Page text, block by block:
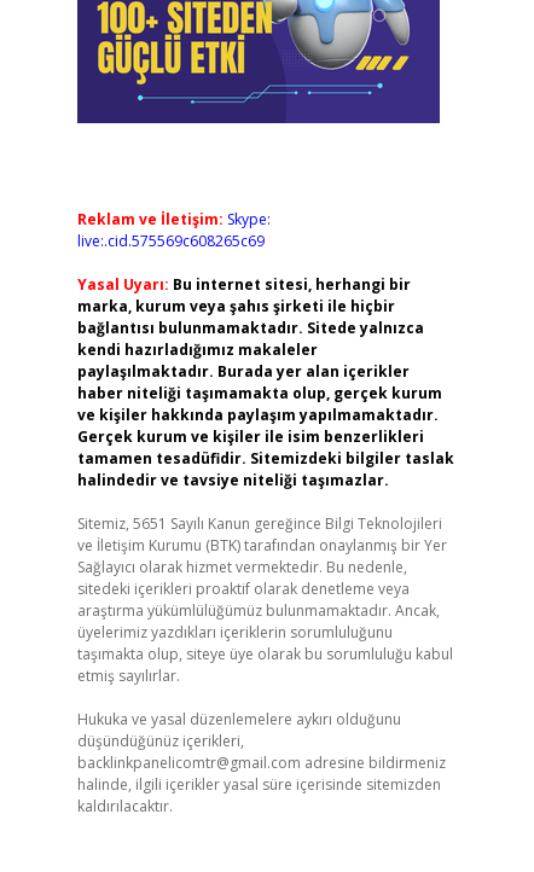
Reklam ve İletişim: Skype:
live:.cid.575569c608265c69
Yasal Uyarı: Bu internet sitesi, herhangi bir
marka, kurum veya şahıs şirketi ile hiçbir
bağlantısı bulunmamaktadır. Sitede yalnızca
kendi hazırladığımız makaleler
paylaşılmaktadır. Burada yer alan içerikler
haber niteliği taşımamakta olup, gerçek kurum
ve kişiler hakkında paylaşım yapılmamaktadır.
Gerçek kurum ve kişiler ile isim benzerlikleri
tamamen tesadüfidir. Sitemizdeki bilgiler taslak
halindedir ve tavsiye niteliği taşımazlar.
Sitemiz, 5651 Sayılı Kanun gereğince Bilgi Teknolojileri
ve İletişim Kurumu (BTK) tarafından onaylanmış bir Yer
Sağlayıcı olarak hizmet vermektedir. Bu nedenle,
sitedeki içerikleri proaktif olarak denetleme veya
araştırma yükümlülüğümüz bulunmamaktadır. Ancak,
üyelerimiz yazdıkları içeriklerin sorumluluğunu
taşımakta olup, siteye üye olarak bu sorumluluğu kabul
etmiş sayılırlar.
Hukuka ve yasal düzenlemelere aykırı olduğunu
düşündüğünüz içerikleri,
backlinkpanelicomtr@gmail.com adresine bildirmeniz
halinde, ilgili içerikler yasal süre içerisinde sitemizden
kaldırılacaktır.